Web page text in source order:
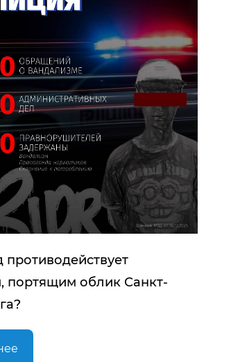
противодействует
портящим облик Санкт-